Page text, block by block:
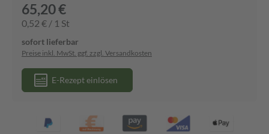
65,20 €
0,52 € / 1 St
sofort lieferbar
Preise inkl. MwSt. ggf. zzgl. Versandkosten
E-Rezept einlösen